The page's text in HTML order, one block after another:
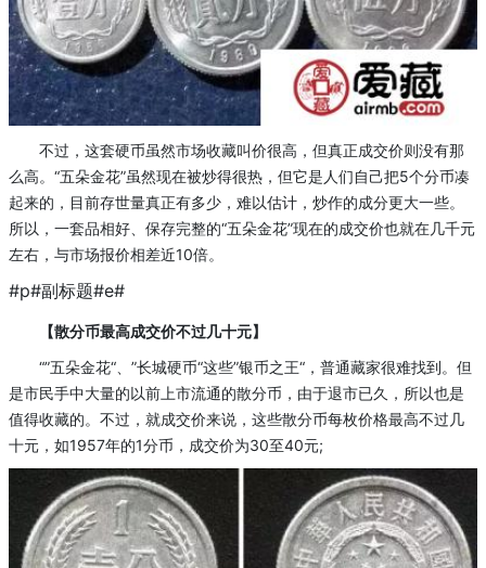
不过，这套硬币虽然市场收藏叫价很高，但真正成交价则没有那
么高。“五朵金花”虽然现在被炒得很热，但它是人们自己把5个分币凑
起来的，目前存世量真正有多少，难以估计，炒作的成分更大一些。
所以，一套品相好、保存完整的“五朵金花”现在的成交价也就在几千元
左右，与市场报价相差近10倍。
#p#副标题#e#
【散分币最高成交价不过几十元】
“”五朵金花“、”长城硬币“这些”银币之王“，普通藏家很难找到。但
是市民手中大量的以前上市流通的散分币，由于退市已久，所以也是
值得收藏的。不过，就成交价来说，这些散分币每枚价格最高不过几
十元，如1957年的1分币，成交价为30至40元;